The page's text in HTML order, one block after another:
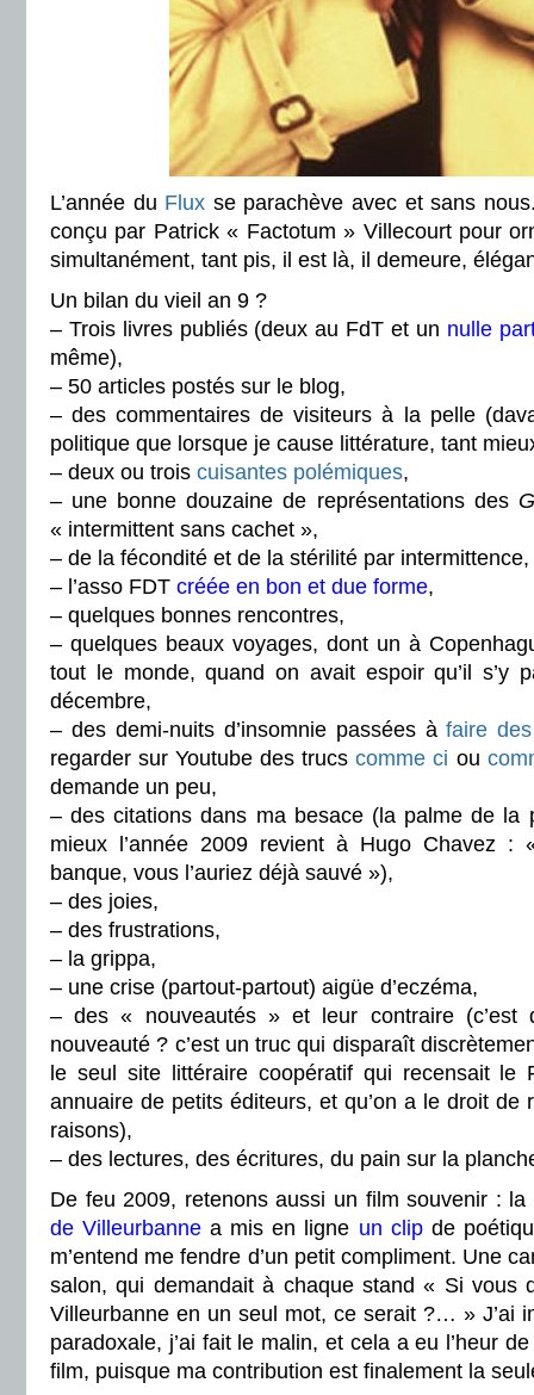
L’année du Flux se parachève avec et sans
conçu par Patrick « Factotum » Villecourt pour
simultanément, tant pis, il est là, il demeure,
Un bilan du vieil an 9 ?
– Trois livres publiés (deux au FdT et un nulle
même),
– 50 articles postés sur le blog,
– des commentaires de visiteurs à la pelle
politique que lorsque je cause littérature, tant
– deux ou trois cuisantes polémiques,
– une bonne douzaine de représentations des
« intermittent sans cachet »,
– de la fécondité et de la stérilité par intermittence,
– l’asso FDT créée en bon et due forme,
– quelques bonnes rencontres,
– quelques beaux voyages, dont un à
tout le monde, quand on avait espoir qu’il s’y
décembre,
– des demi-nuits d’insomnie passées àfaire
regarder sur Youtube des trucscomme ci ou
demande un peu,
– des citations dans ma besace (la palme de la
mieux l’année 2009 revient à Hugo Chavez
banque, vous l’auriez déjà sauvé »),
– des joies,
– des frustrations,
– la grippa,
– une crise (partout-partout) aigüe d’eczéma,
– des « nouveautés » et leur contraire (c’est
nouveauté ? c’est un truc qui disparaît
le seul site littéraire coopératif qui recensait le
annuaire de petits éditeurs, et qu’on a le droit de
raisons),
– des lectures, des écritures, du pain sur la
De feu 2009, retenons aussi un film souvenir :
de Villeurbanne a mis en ligne un clipde
m’entend me fendre d’un petit compliment. Une
salon, qui demandait à chaque stand « Si vous
Villeurbanne en un seul mot, ce serait ?… » J’ai
paradoxale, j’ai fait le malin, et cela a eu l’heur
film, puisque ma contribution est finalement la